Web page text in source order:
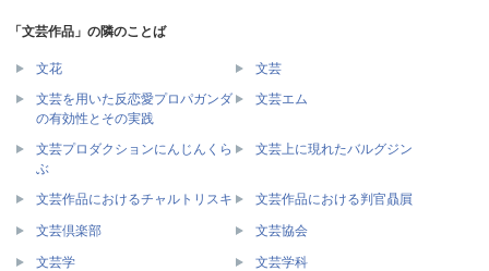
「文芸作品」の隣のことば
文花
文芸
文芸を用いた反恋愛プロパガンダ
の有効性とその実践
文芸エム
文芸プロダクションにんじんくら
ぶ
文芸上に現れたバルグジン
文芸作品におけるチャルトリスキ 文芸作品における判官贔屓
文芸倶楽部 文芸協会
文芸学 文芸学科